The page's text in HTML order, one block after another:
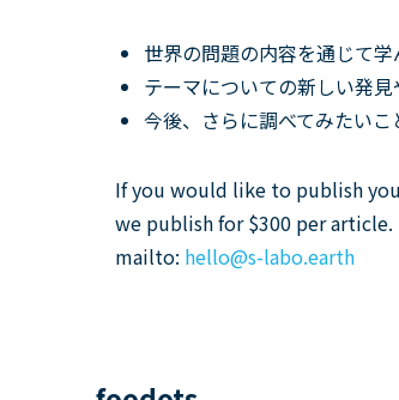
世界の問題の内容を通じて
テーマについての新しい発見
今後、さらに調べてみたい
If you would like to publish
we publish for $300 per article.
mailto: hello@s-labo.earth